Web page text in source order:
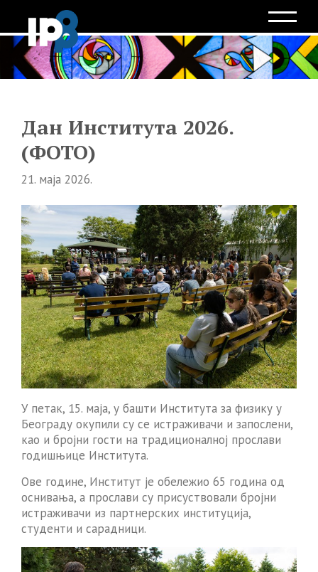
Дан Института 2026.
(ФОТО)
21. маја 2026.
У петак, 15. маја, у башти Института за физику у
Београду окупили су се истраживачи и запослени,
као и бројни гости на традиционалној прослави
годишњице Института.
Ове године, Институт је обележио 65 година од
оснивања, а прослави су присуствовали бројни
истраживачи из партнерских институција,
студенти и сарадници.